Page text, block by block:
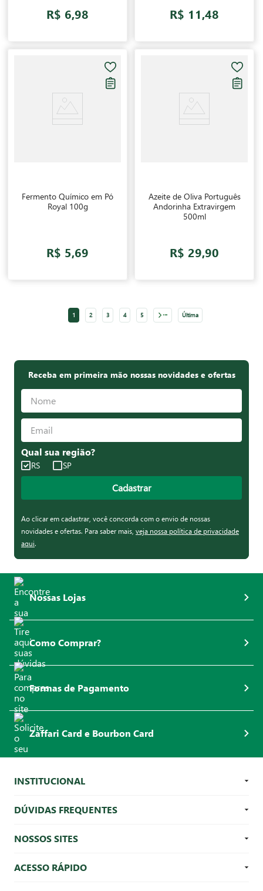
R$ 6,98 R$ 11,48
Fermento Químico em Pó
Royal 100g
R$ 5,69
Azeite de Oliva Português
Andorinha Extravirgem
500ml
R$ 29,90
1 2 3 4 5 ProximaÚltima
Receba em primeira mão nossas novidades e ofertas
Qual sua região?
RS SP
Cadastrar
Ao clicar em cadastrar, você concorda com o envio de nossas
novidades e ofertas. Para saber mais, veja nossa política de privacidade
aqui.
Nossas Lojas
Como Comprar?
Formas de Pagamento
Zaffari Card e Bourbon Card
INSTITUCIONAL
DÚVIDAS FREQUENTES
NOSSOS SITES
ACESSO RÁPIDO